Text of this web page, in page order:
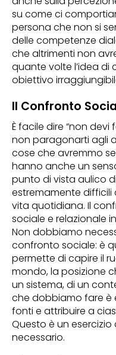
su come ci
persona che non si
delle competenze
che altrimenti non
quante volte l’idea di
obiettivo
Il Confronto
È facile dire “non
non paragonarti agli
cose che avremmo
hanno anche un
punto di vista aulico
estremamente
vita quotidiana. Il
sociale e relazionale
Non dobbiamo
confronto sociale: è
permette di capire il
mondo, la posizione
un sistema, di un
che dobbiamo fare è
fonti e attribuire a
Questo è un
necessario.